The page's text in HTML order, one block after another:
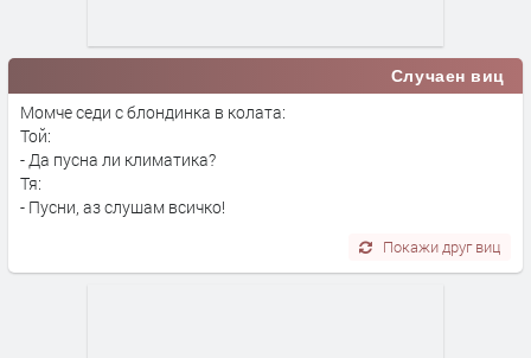
Случаен виц
Момче седи с блондинка в колата:
Той:
- Да пусна ли климатика?
Тя:
- Пусни, аз слушам всичко!
Покажи друг виц